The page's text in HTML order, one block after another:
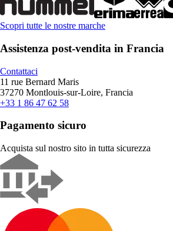
Scopri tutte le nostre marche
Assistenza post-vendita in Francia
Contattaci
11 rue Bernard Maris
37270 Montlouis-sur-Loire, Francia
+33 1 86 47 62 58
Pagamento sicuro
Acquista sul nostro sito in tutta sicurezza